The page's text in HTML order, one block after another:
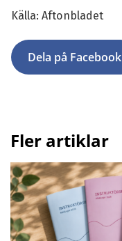
Källa: Aftonbladet
Dela på Facebook
Fler artiklar